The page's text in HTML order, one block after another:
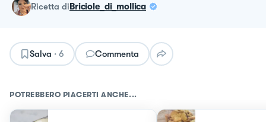
ricetta diBriciole_di_mollica
Salva · 6 Commenta
POTREBBERO PIACERTI ANCHE...